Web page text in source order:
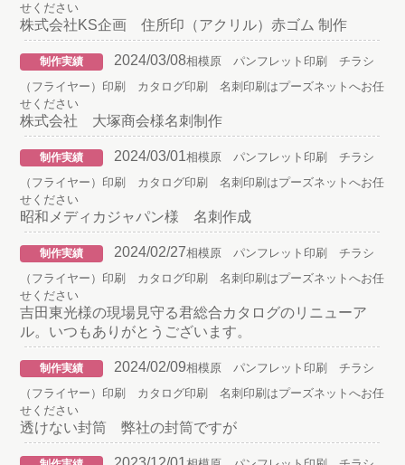
せください
株式会社KS企画 住所印（アクリル）赤ゴム 制作
制作実績 2024/03/08相模原 パンフレット印刷 チラシ
（フライヤー）印刷 カタログ印刷 名刺印刷はプーズネットへお任
せください
株式会社 大塚商会様名刺制作
制作実績 2024/03/01相模原 パンフレット印刷 チラシ
（フライヤー）印刷 カタログ印刷 名刺印刷はプーズネットへお任
せください
昭和メディカジャパン様 名刺作成
制作実績 2024/02/27相模原 パンフレット印刷 チラシ
（フライヤー）印刷 カタログ印刷 名刺印刷はプーズネットへお任
せください
吉田東光様の現場見守る君総合カタログのリニューア
ル。いつもありがとうございます。
制作実績 2024/02/09相模原 パンフレット印刷 チラシ
（フライヤー）印刷 カタログ印刷 名刺印刷はプーズネットへお任
せください
透けない封筒 弊社の封筒ですが